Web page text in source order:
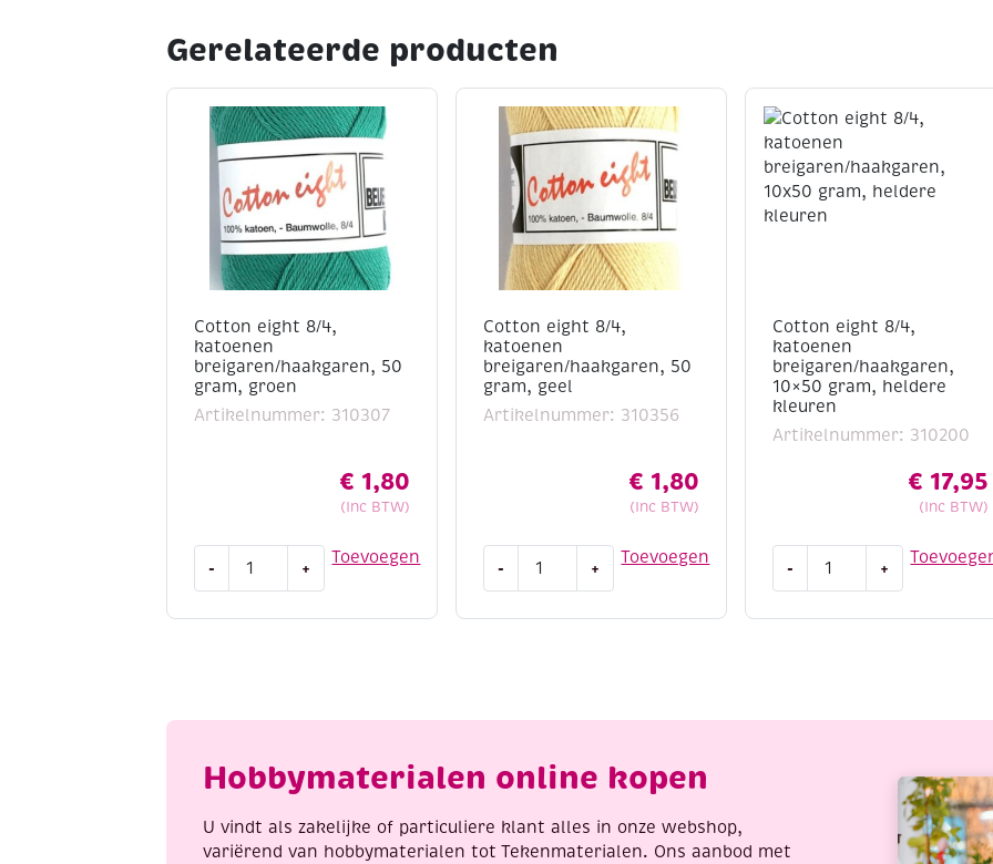
Gerelateerde producten
Cotton eight 8/4,
katoenen
breigaren/haakgaren, 50
gram, groen
Artikelnummer: 310307
€ 1,80
(Inc BTW)
Toevoegen
-
groen
+
Cotton eight 8/4,
katoenen
breigaren/haakgaren, 50
gram, geel
Artikelnummer: 310356
€ 1,80
(Inc BTW)
Toevoegen
-
geel
+
Cotton eight 8/4,
katoenen
breigaren/haakgaren,
10×50 gram, heldere
kleuren
Artikelnummer: 310200
€ 17,95
(Inc BTW)
-
heldere
+
Hobbymaterialen online kopen
U vindt als zakelijke of particuliere klant alles in onze webshop,
variërend van hobbymaterialen tot Tekenmaterialen. Ons aanbod met